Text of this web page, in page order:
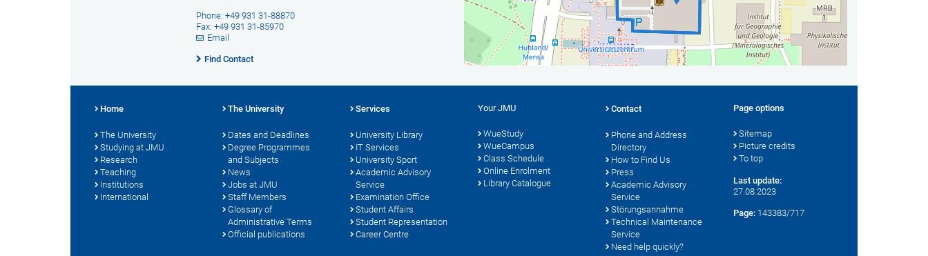
Phone: +49 931 31-88870
Fax: +49 931 31-85970
Email
Find Contact
Home
The University
Studying at JMU
Research
Teaching
Institutions
International
The University
Dates and Deadlines
Degree Programmes
and Subjects
News
Jobs at JMU
Staff Members
Glossary of
Administrative Terms
Official publications
Services
University Library
IT Services
University Sport
Academic Advisory
Service
Examination Office
Student Affairs
Student Representation
Career Centre
Your JMU
WueStudy
WueCampus
Class Schedule
Online Enrolment
Library Catalogue
Contact
Phone and Address
Directory
How to Find Us
Press
Academic Advisory
Service
Störungsannahme
Technical Maintenance
Service
Need help quickly?
Page options
Sitemap
Picture credits
To top
Last update:
27.08.2023
Page: 143383/717